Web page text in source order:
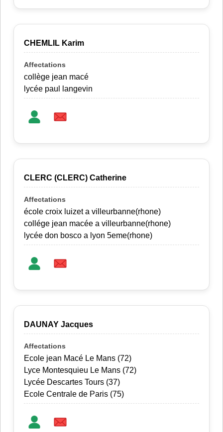
CHEMLIL Karim
collège jean macé
lycée paul langevin
CLERC (CLERC) Catherine
école croix luizet a villeurbanne(rhone)
collége jean macée a villeurbanne(rhone)
lycée don bosco a lyon 5eme(rhone)
DAUNAY Jacques
Ecole jean Macé Le Mans (72)
Lyce Montesquieu Le Mans (72)
Lycée Descartes Tours (37)
Ecole Centrale de Paris (75)